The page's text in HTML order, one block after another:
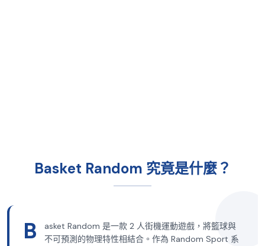
Basket Random 究竟是什麼？
B
asket Random 是一款 2 人街機運動遊戲，將籃球與
不可預測的物理特性相結合。作為 Random Sport 系